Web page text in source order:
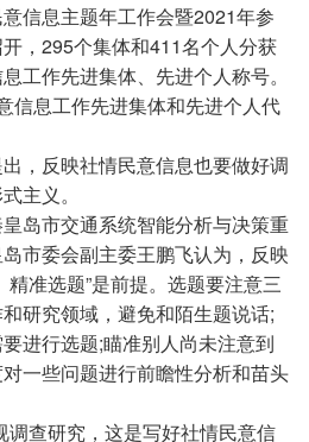
信息主题年工作会暨2021年参
，295个集体和411名个人分获
工作先进集体、先进个人称号。
信息工作先进集体和先进个人代
，反映社情民意信息也要做好调
主义。
岛市交通系统智能分析与决策重
市委会副主委王鹏飞认为，反映
准选题”是前提。选题要注意三
研究领域，避免和陌生题说话;
进行选题;瞄准别人尚未注意到
一些问题进行前瞻性分析和苗头
调查研究，这是写好社情民意信